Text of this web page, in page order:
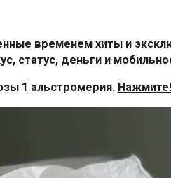
временем хиты и
статус, деньги и
1 альстромерия. Нажмите!